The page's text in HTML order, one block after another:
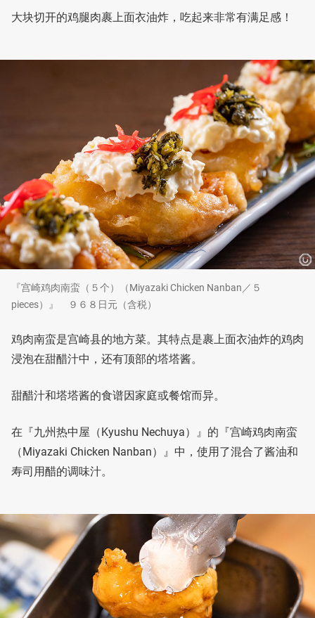
大块切开的鸡腿肉裹上面衣油炸，吃起来非常有满足感！
『宫崎鸡肉南蛮（５个）（Miyazaki Chicken Nanban／５
pieces）』 ９６８日元（含税）
鸡肉南蛮是宫崎县的地方菜。其特点是裹上面衣油炸的鸡肉
浸泡在甜醋汁中，还有顶部的塔塔酱。
甜醋汁和塔塔酱的食谱因家庭或餐馆而异。
在『九州热中屋（Kyushu Nechuya）』的『宫崎鸡肉南蛮
（Miyazaki Chicken Nanban）』中，使用了混合了酱油和
寿司用醋的调味汁。